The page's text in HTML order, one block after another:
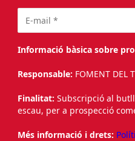
Informació bàsica sobre
Responsable: FOMENT DEL
Finalitat: Subscripció al
escau, per a prospecció
Més informació i drets: